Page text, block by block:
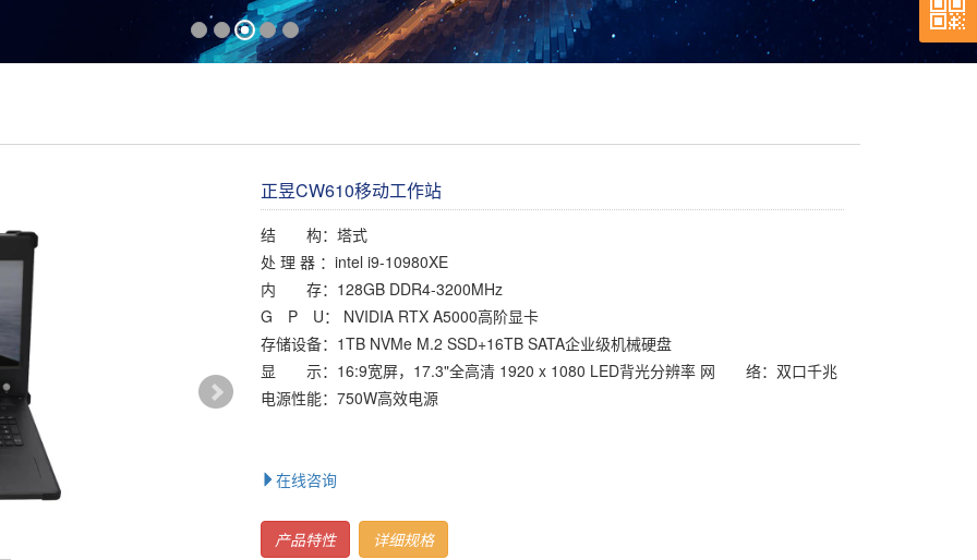
正昱CW610移动工作站
结 构：塔式
处 理 器 ：intel i9-10980XE
内 存：128GB DDR4-3200MHz
G P U： NVIDIA RTX A5000高阶显卡
存储设备：1TB NVMe M.2 SSD+16TB SATA企业级机械硬盘
显 示：16:9宽屏，17.3"全高清 1920 x 1080 LED背光分辨率 网 络：双口千兆
电源性能：750W高效电源
在线咨询
产品特性 详细规格